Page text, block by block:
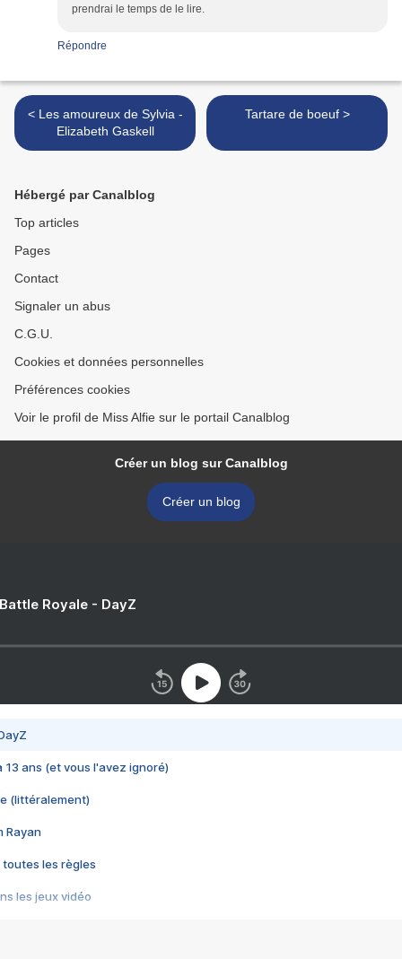
prendrai le temps de le lire.
Répondre
< Les amoureux de Sylvia -
Elizabeth Gaskell
Tartare de boeuf >
Hébergé par Canalblog
Top articles
Pages
Contact
Signaler un abus
C.G.U.
Cookies et données personnelles
Préférences cookies
Voir le profil de Miss Alfie sur le portail Canalblog
Créer un blog sur Canalblog
Créer un blog
Royale - DayZ
13 ans (et vous l'avez ignoré)
(littéralement)
Rayan
toutes les règles
les jeux vidéo